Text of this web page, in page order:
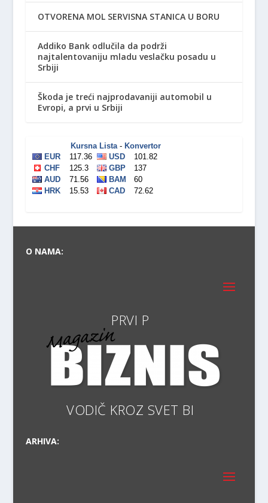
OTVORENA MOL SERVISNA STANICA U BORU
Addiko Bank odlučila da podrži
najtalentovaniju mladu veslačku posadu u
Srbiji
Škoda je treći najprodavaniji automobil u
Evropi, a prvi u Srbiji
O NAMA:
VODIČ KR
ARHIVA: